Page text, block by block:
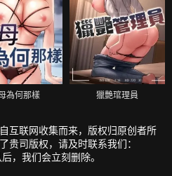
為何那樣 獵艷琯理員
互联网收集而来，版权归原创者所
贵司版权，请及时联系我们：
，我们会立刻删除。